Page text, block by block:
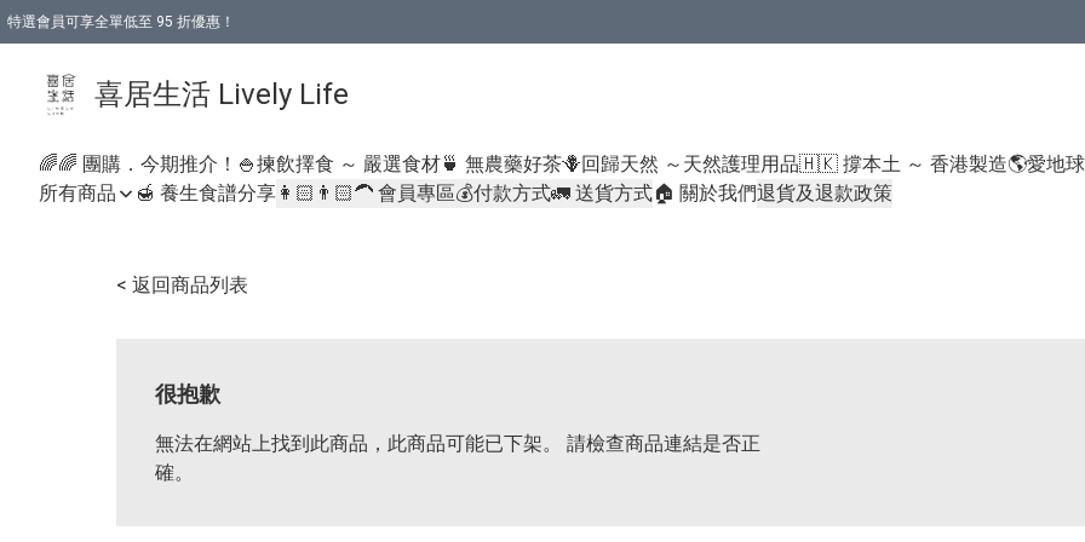
特選會員可享全單低至 95 折優惠！
喜居生活 Lively Life
🌈🌈 團購．今期推介！ 🍚揀飲擇食 ～ 嚴選食材🍵 無農藥好茶🪻回歸天然 ～天然護理用品🇭🇰 撐本土 ～ 香港製造🌎愛地
所有商品
🍯 養生食譜分享 👩🏻👨🏻‍🦱 會員專區💰付款方式🚛 送貨方式🏠 關於我們退貨及退款政策
< 返回商品列表
很抱歉
無法在網站上找到此商品，此商品可能已下架。 請檢查商品連結是否正
確。